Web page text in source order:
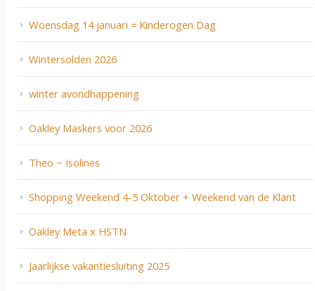
Woensdag 14 januari = Kinderogen Dag
Wintersolden 2026
winter avondhappening
Oakley Maskers voor 2026
Theo ~ Isolines
Shopping Weekend 4-5 Oktober + Weekend van de Klant
Oakley Meta x HSTN
Jaarlijkse vakantiesluiting 2025